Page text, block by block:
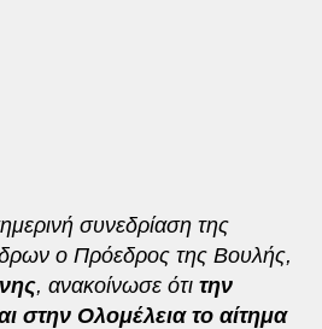
συνεδρίαση της
ο Πρόεδρος της Βουλής,
, ανακοίνωσε ότι την
στην Ολομέλεια το αίτημα